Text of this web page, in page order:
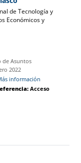
de Tecnología y
Económicos y
de Asuntos
2022
información
Acceso